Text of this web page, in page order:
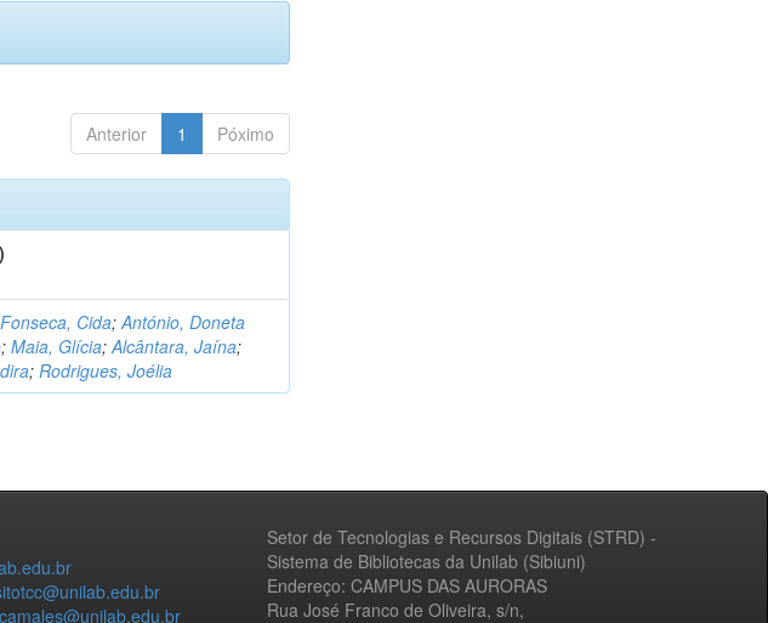
Anterior 1 Póximo
Fonseca, Cida;António, Doneta
;Maia, Glícia;Alcântara, Jaína;
;Rodrigues, Joélia
Setor de Tecnologias e Recursos Digitais (STRD) -
Sistema de Bibliotecas da Unilab (Sibiuni)
Endereço: CAMPUS DAS AURORAS
Rua José Franco de Oliveira, s/n,